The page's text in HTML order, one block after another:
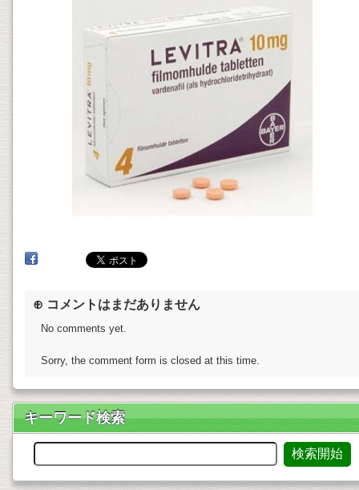
⊕ コメントはまだありません
No comments yet.
Sorry, the comment form is closed at this time.
キーワード検索